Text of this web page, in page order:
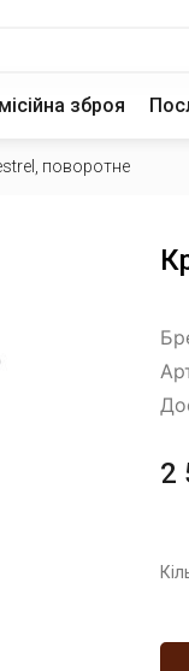
зброя
поворотне
2